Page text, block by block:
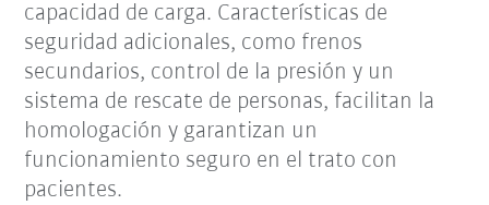
capacidad de carga. Características de
seguridad adicionales, como frenos
secundarios, control de la presión y un
sistema de rescate de personas, facilitan la
homologación y garantizan un
funcionamiento seguro en el trato con
pacientes.